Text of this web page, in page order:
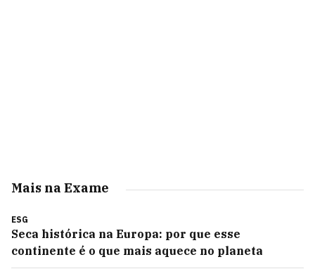
Mais na Exame
ESG
Seca histórica na Europa: por que esse
continente é o que mais aquece no planeta